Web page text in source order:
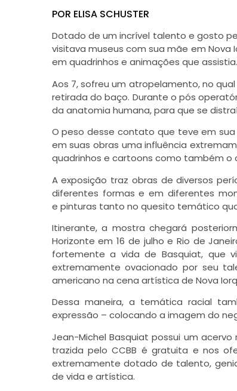
POR ELISA SCHUSTER
Dotado de um incrível talento e gosto
visitava museus com sua mãe em Nova
em quadrinhos e animações que assistia.
Aos 7, sofreu um atropelamento, no
retirada do baço. Durante o pós
da anatomia humana, para que se
O peso desse contato que teve em
em suas obras uma influência
quadrinhos e cartoons como também
A exposição traz obras de diversos
diferentes formas e em diferentes
e pinturas tanto no quesito temático
Itinerante, a mostra chegará
Horizonte em 16 de julho e Rio de
fortemente a vida de Basquiat, que
extremamente ovacionado por seu
americano na cena artística de Nova
Dessa maneira, a temática racial
expressão – colocando a imagem do
Jean-Michel Basquiat possui um
trazida pelo CCBB é gratuita e nos
extremamente dotado de talento,
de vida e artística.